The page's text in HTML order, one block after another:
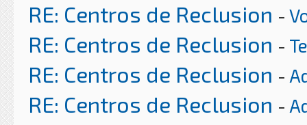
RE: Centros de Reclusion -
RE: Centros de Reclusion -
RE: Centros de Reclusion -
RE: Centros de Reclusion -